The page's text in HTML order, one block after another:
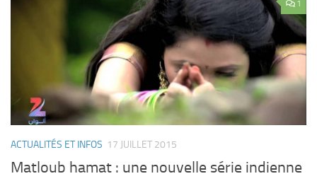
1
ACTUALITÉS ET INFOS 17 JUILLET 2015
Matloub hamat : une nouvelle série indienne